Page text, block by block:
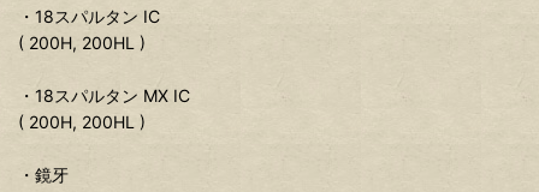
・18スパルタン IC
( 200H, 200HL )
・18スパルタン MX IC
( 200H, 200HL )
・鏡牙